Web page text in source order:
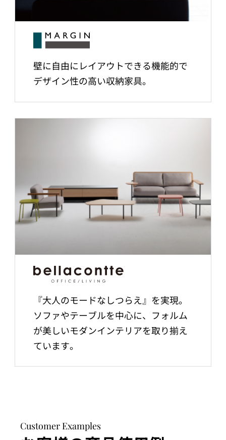
壁に自由にレイアウトできる機能的で
デザイン性の高い収納家具。
『大人のモードなしつらえ』を実現。
ソファやテーブルを中心に、フォルム
が美しいモダンインテリアを取り揃え
ています。
Customer Examples